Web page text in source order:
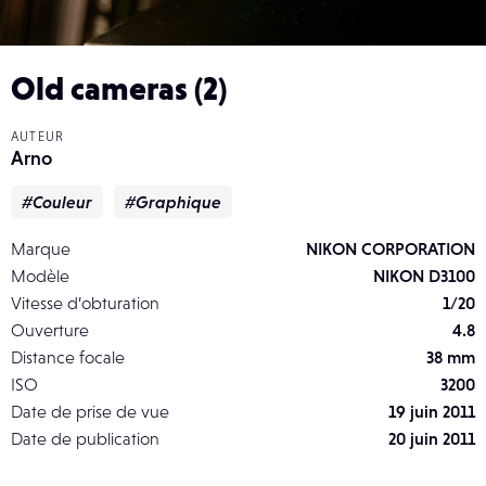
Old cameras (2)
AUTEUR
Arno
#Couleur #Graphique
Marque
NIKON CORPORATION
Modèle
NIKON D3100
Vitesse d’obturation
1/20
Ouverture
4.8
Distance focale
38 mm
ISO
3200
Date de prise de vue
19 juin 2011
Date de publication
20 juin 2011